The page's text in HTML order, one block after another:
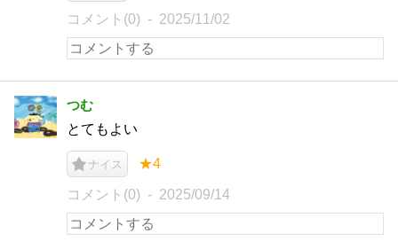
コメント(0) 2025/11/02
つむ
とてもよい
ナイス ★4
コメント(0) 2025/09/14